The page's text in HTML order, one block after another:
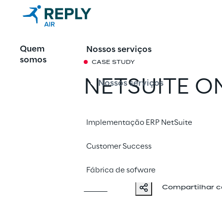
Quem
somos
Nossos serviços
Nossos serviços
Implementação ERP NetSuite
Customer Success
Fábrica de sofware
CASE STUDY
NETSUITE
EFICIENTE
INDÚSTRIAS
Compartilhar